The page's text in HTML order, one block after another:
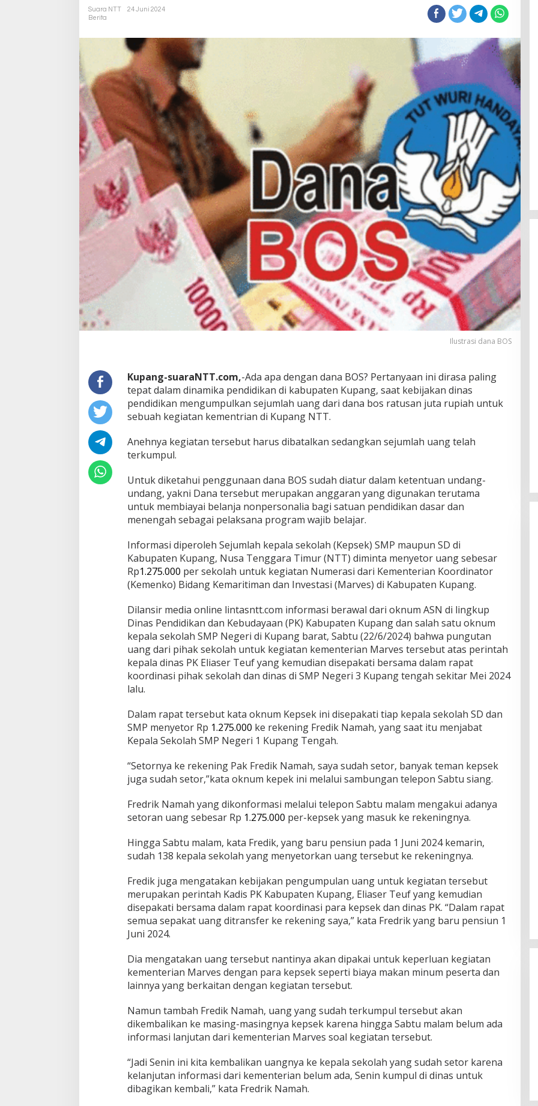
Suara NTT
24 Juni 2024
Berita
Ilustrasi dana BOS
Kupang-suaraNTT.com,-Ada apa dengan dana BOS? Pertanyaan ini dirasa paling
tepat dalam dinamika pendidikan di kabupaten Kupang, saat kebijakan dinas
pendidikan mengumpulkan sejumlah uang dari dana bos ratusan juta rupiah untuk
sebuah kegiatan kementrian di Kupang NTT.
Anehnya kegiatan tersebut harus dibatalkan sedangkan sejumlah uang telah
terkumpul.
Untuk diketahui penggunaan dana BOS sudah diatur dalam ketentuan undang-
undang, yakni Dana tersebut merupakan anggaran yang digunakan terutama
untuk membiayai belanja nonpersonalia bagi satuan pendidikan dasar dan
menengah sebagai pelaksana program wajib belajar.
Informasi diperoleh Sejumlah kepala sekolah (Kepsek) SMP maupun SD di
Kabupaten Kupang, Nusa Tenggara Timur (NTT) diminta menyetor uang sebesar
Rp1.275.000 per sekolah untuk kegiatan Numerasi dari Kementerian Koordinator
(Kemenko) Bidang Kemaritiman dan Investasi (Marves) di Kabupaten Kupang.
Dilansir media online lintasntt.com informasi berawal dari oknum ASN di lingkup
Dinas Pendidikan dan Kebudayaan (PK) Kabupaten Kupang dan salah satu oknum
kepala sekolah SMP Negeri di Kupang barat, Sabtu (22/6/2024) bahwa pungutan
uang dari pihak sekolah untuk kegiatan kementerian Marves tersebut atas perintah
kepala dinas PK Eliaser Teuf yang kemudian disepakati bersama dalam rapat
koordinasi pihak sekolah dan dinas di SMP Negeri 3 Kupang tengah sekitar Mei 2024
lalu.
Dalam rapat tersebut kata oknum Kepsek ini disepakati tiap kepala sekolah SD dan
SMP menyetor Rp 1.275.000 ke rekening Fredik Namah, yang saat itu menjabat
Kepala Sekolah SMP Negeri 1 Kupang Tengah.
“Setornya ke rekening Pak Fredik Namah, saya sudah setor, banyak teman kepsek
juga sudah setor,”kata oknum kepek ini melalui sambungan telepon Sabtu siang.
Fredrik Namah yang dikonformasi melalui telepon Sabtu malam mengakui adanya
setoran uang sebesar Rp 1.275.000 per-kepsek yang masuk ke rekeningnya.
Hingga Sabtu malam, kata Fredik, yang baru pensiun pada 1 Juni 2024 kemarin,
sudah 138 kepala sekolah yang menyetorkan uang tersebut ke rekeningnya.
Fredik juga mengatakan kebijakan pengumpulan uang untuk kegiatan tersebut
merupakan perintah Kadis PK Kabupaten Kupang, Eliaser Teuf yang kemudian
disepakati bersama dalam rapat koordinasi para kepsek dan dinas PK. “Dalam rapat
semua sepakat uang ditransfer ke rekening saya,” kata Fredrik yang baru pensiun 1
Juni 2024.
Dia mengatakan uang tersebut nantinya akan dipakai untuk keperluan kegiatan
kementerian Marves dengan para kepsek seperti biaya makan minum peserta dan
lainnya yang berkaitan dengan kegiatan tersebut.
Namun tambah Fredik Namah, uang yang sudah terkumpul tersebut akan
dikembalikan ke masing-masingnya kepsek karena hingga Sabtu malam belum ada
informasi lanjutan dari kementerian Marves soal kegiatan tersebut.
“Jadi Senin ini kita kembalikan uangnya ke kepala sekolah yang sudah setor karena
kelanjutan informasi dari kementerian belum ada, Senin kumpul di dinas untuk
dibagikan kembali,” kata Fredrik Namah.
Rayakan HUT ke-52, DPD Provinsi
Di Berita, Berita Daerah, Ekonomi, Politik
Januari 2025